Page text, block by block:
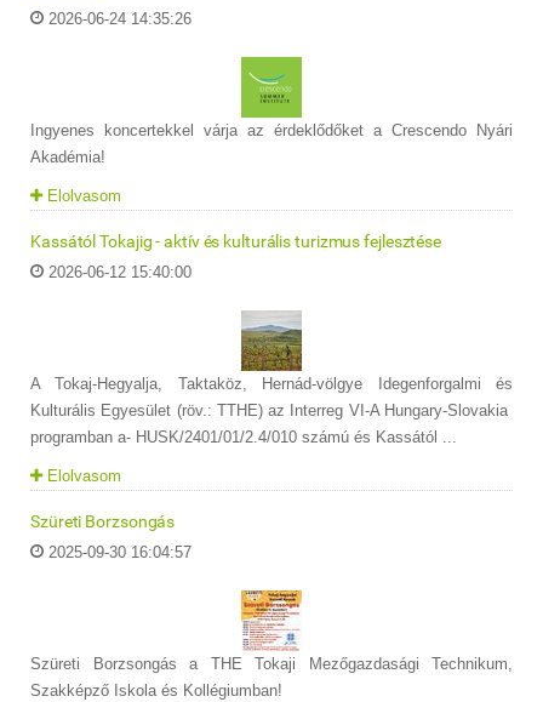
2026-06-24 14:35:26
Ingyenes koncertekkel várja az érdeklődőket a Crescendo Nyári
Akadémia!
Elolvasom
Kassától Tokajig - aktív és kulturális turizmus fejlesztése
2026-06-12 15:40:00
A Tokaj-Hegyalja, Taktaköz, Hernád-völgye Idegenforgalmi és
Kulturális Egyesület (röv.: TTHE) az Interreg VI-A Hungary-Slovakia
programban a- HUSK/2401/01/2.4/010 számú és Kassától ...
Elolvasom
Szüreti Borzsongás
2025-09-30 16:04:57
Szüreti Borzsongás a THE Tokaji Mezőgazdasági Technikum,
Szakképző Iskola és Kollégiumban!